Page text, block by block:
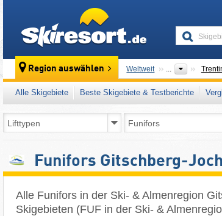
Region auswählen Weltweit ...
Alle Skigebiete Beste Skigebiete & Testberichte
Funifors Gitschberg-
Alle Funifors in der Ski- & Almenregion
Skigebieten (FUF in der Ski- &